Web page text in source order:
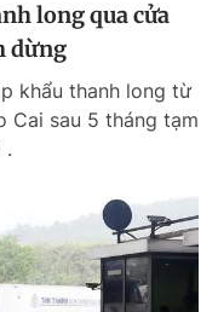
long qua cửa
dừng
khẩu thanh long từ
Cai sau 5 tháng tạm
.